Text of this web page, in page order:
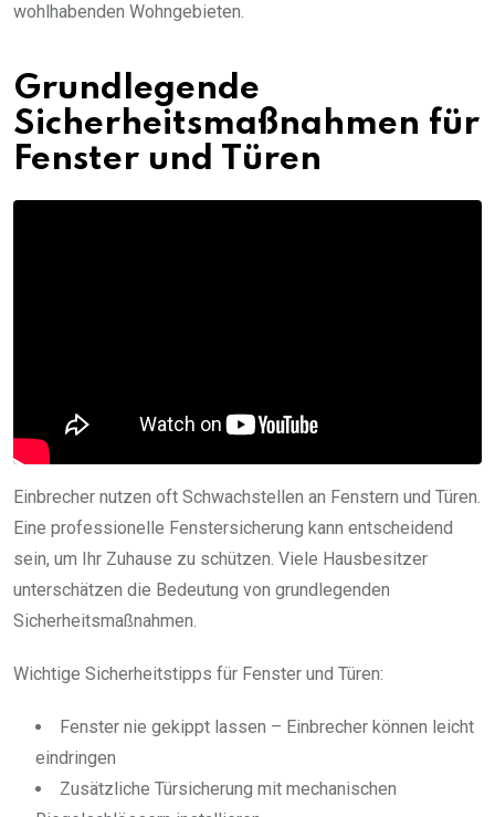
wohlhabenden Wohngebieten.
Grundlegende
Sicherheitsmaßnahmen für
Fenster und Türen
Einbrecher nutzen oft Schwachstellen an Fenstern und Türen.
Eine professionelle Fenstersicherung kann entscheidend
sein, um Ihr Zuhause zu schützen. Viele Hausbesitzer
unterschätzen die Bedeutung von grundlegenden
Sicherheitsmaßnahmen.
Wichtige Sicherheitstipps für Fenster und Türen:
Fenster nie gekippt lassen – Einbrecher können leicht
eindringen
Zusätzliche Türsicherung mit mechanischen